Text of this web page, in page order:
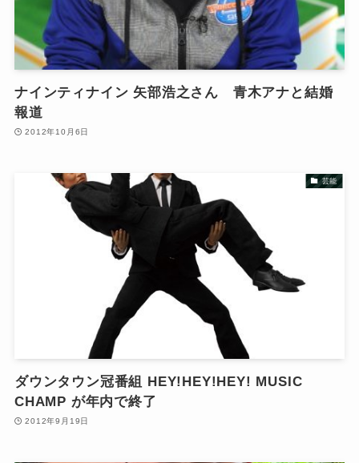
ナインティナイン 矢部浩之さん 青木アナと結婚
報道
2012年10月6日
芸能
ダウンタウン冠番組 HEY!HEY!HEY! MUSIC
CHAMP が年内で終了
2012年9月19日